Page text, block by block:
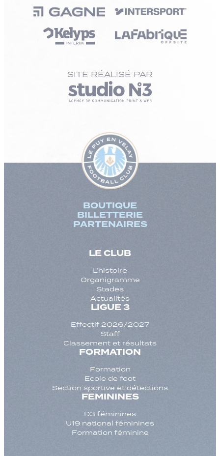
SITE RÉALISÉ PAR
BOUTIQUE
BILLETTERIE
PARTENAIRES
LE CLUB
L’histoire
Organigramme
Stades
Actualités
LIGUE 3
Effectif 2026/2027
Staff
Classement et résultats
FORMATION
Formation
Ecole de foot
Section sportive et détections
FEMININES
D3 féminines
U19 national féminines
Formation féminine